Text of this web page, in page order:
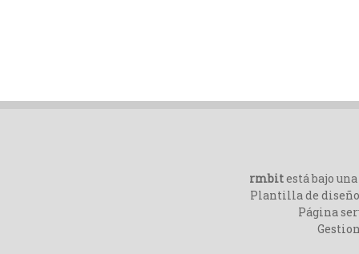
rmbitestá bajo una
Plantilla de
Página